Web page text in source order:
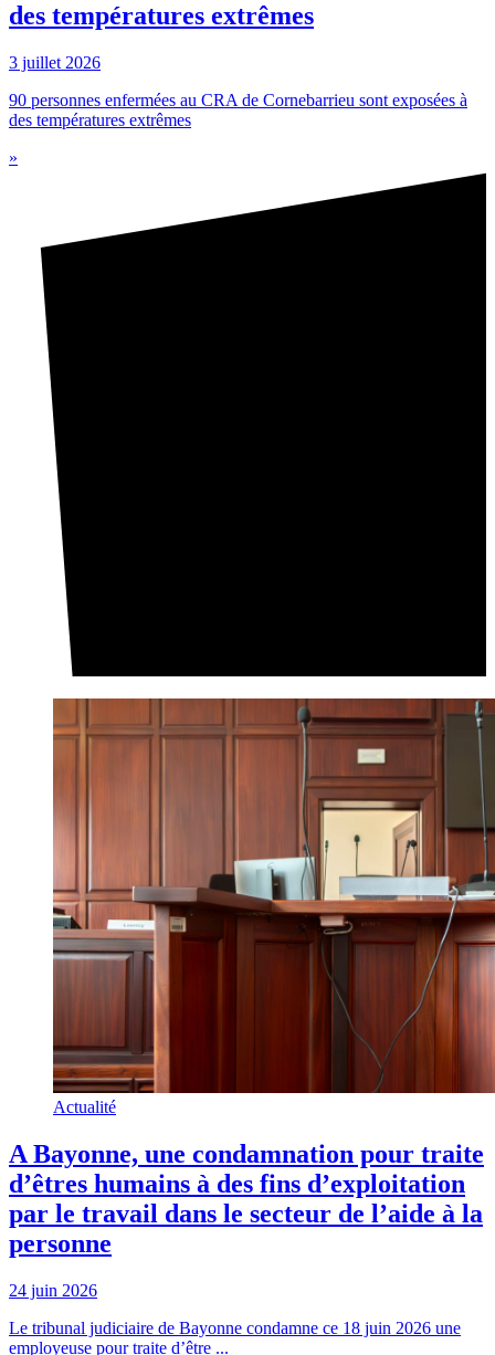
des températures extrêmes
3 juillet 2026
90 personnes enfermées au CRA de Cornebarrieu sont exposées à
des températures extrêmes
»
Actualité
A Bayonne, une condamnation pour traite
d’êtres humains à des fins d’exploitation
par le travail dans le secteur de l’aide à la
personne
24 juin 2026
Le tribunal judiciaire de Bayonne condamne ce 18 juin 2026 une
employeuse pour traite d’être ...